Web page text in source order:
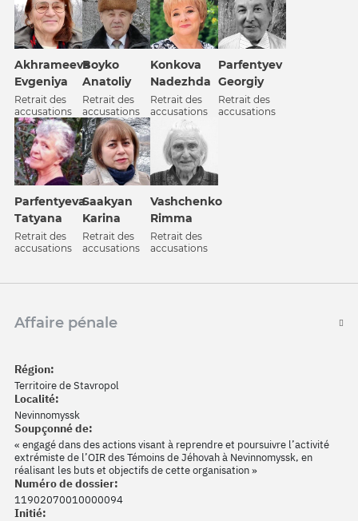
Akhrameeva
Evgeniya
Retrait des
accusations
Boyko
Anatoliy
Retrait des
accusations
Konkova
Nadezhda
Retrait des
accusations
Parfentyev
Georgiy
Retrait des
accusations
Parfentyeva
Tatyana
Retrait des
accusations
Saakyan
Karina
Retrait des
accusations
Vashchenko
Rimma
Retrait des
accusations
Affaire pénale
Région:
Territoire de Stavropol
Localité:
Nevinnomyssk
Soupçonné de:
« engagé dans des actions visant à reprendre et poursuivre l’activité
extrémiste de l’OIR des Témoins de Jéhovah à Nevinnomyssk, en
réalisant les buts et objectifs de cette organisation »
Numéro de dossier:
11902070010000094
Initié: